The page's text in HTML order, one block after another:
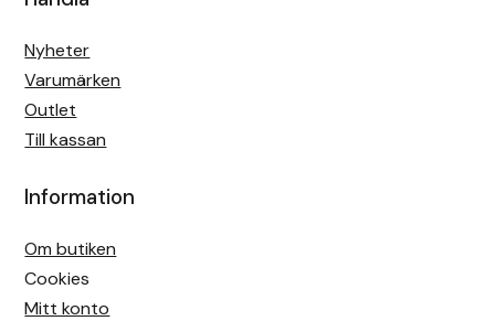
Nyheter
Varumärken
Outlet
Till kassan
Information
Om butiken
Cookies
Mitt konto